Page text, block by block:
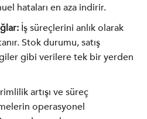
hataları en aza indirir.
İş süreçlerini anlık olarak
Stok durumu, satış
gibi verilere tek bir yerden
artışı ve süreç
operasyonel